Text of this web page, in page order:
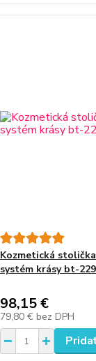
Kozmetická
systém krásy bt-
98,15 €
79,80 € bez DPH